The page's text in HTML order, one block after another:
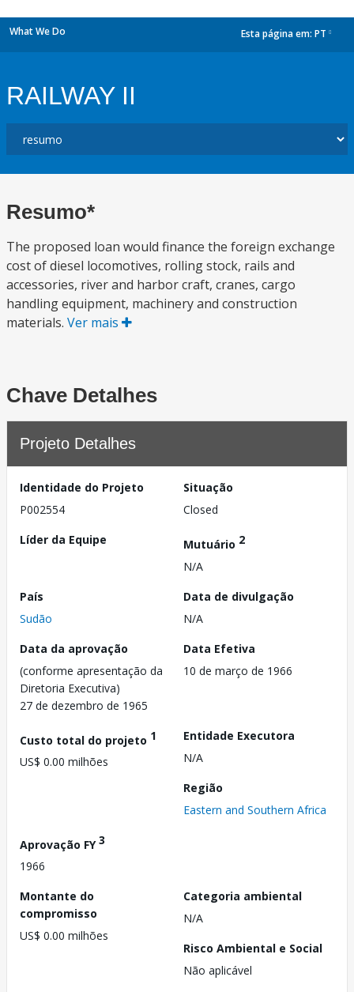
What We Do Esta página em: PT
RAILWAY II
Resumo*
The proposed loan would finance the foreign exchange
cost of diesel locomotives, rolling stock, rails and
accessories, river and harbor craft, cranes, cargo
handling equipment, machinery and construction
materials. Ver mais
Chave Detalhes
Projeto Detalhes
Identidade do Projeto
P002554
Situação
Closed
Líder da Equipe
Mutuário 2
N/A
País
Sudão
Data de divulgação
N/A
Data da aprovação
(conforme apresentação da
Diretoria Executiva)
27 de dezembro de 1965
Data Efetiva
10 de março de 1966
Custo total do projeto 1
US$ 0.00 milhões
Entidade Executora
N/A
Região
Eastern and Southern Africa
Aprovação FY3
1966
Montante do
compromisso
US$ 0.00 milhões
Categoria ambiental
N/A
Risco Ambiental e Social
Não aplicável